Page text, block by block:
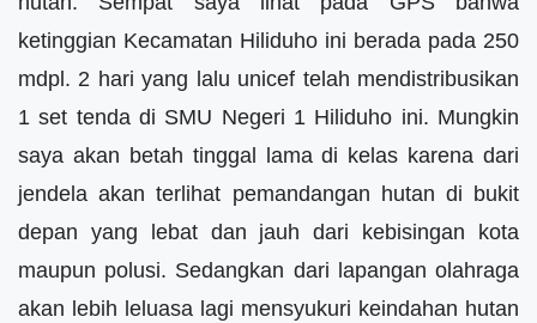
ketinggian Kecamatan Hiliduho ini berada pada 250
mdpl. 2 hari yang lalu unicef telah mendistribusikan
1 set tenda di SMU Negeri 1 Hiliduho ini. Mungkin
saya akan betah tinggal lama di kelas karena dari
jendela akan terlihat pemandangan hutan di bukit
depan yang lebat dan jauh dari kebisingan kota
maupun polusi. Sedangkan dari lapangan olahraga
akan lebih leluasa lagi mensyukuri keindahan hutan